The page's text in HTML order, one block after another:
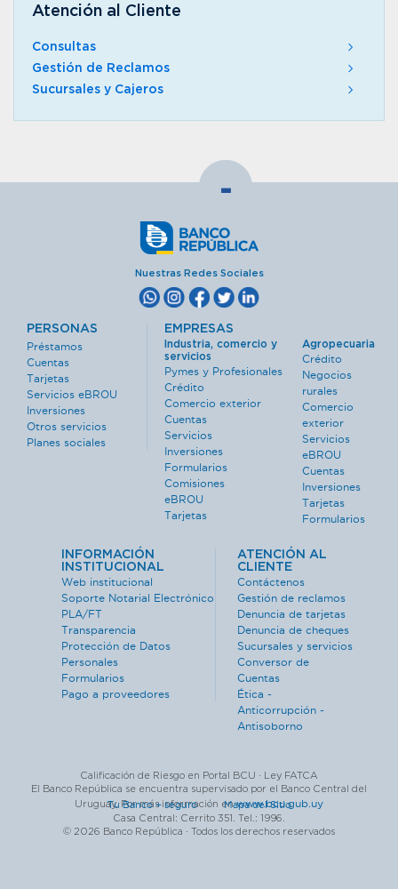
Atención al Cliente
Consultas
Gestión de Reclamos
Sucursales y Cajeros
-
Nuestras Redes Sociales
PERSONAS
Préstamos
Cuentas
Tarjetas
Servicios eBROU
Inversiones
Otros servicios
Planes sociales
EMPRESAS
Industria, comercio y
servicios
Pymes y Profesionales
Crédito
Comercio exterior
Cuentas
Servicios
Inversiones
Formularios
Comisiones
eBROU
Tarjetas
Agropecuaria
Crédito
Negocios
rurales
Comercio
exterior
Servicios
eBROU
Cuentas
Inversiones
Tarjetas
Formularios
INFORMACIÓN
INSTITUCIONAL
Web institucional
Soporte Notarial Electrónico
PLA/FT
Transparencia
Protección de Datos
Personales
Formularios
Pago a proveedores
ATENCIÓN AL
CLIENTE
Contáctenos
Gestión de reclamos
Denuncia de tarjetas
Denuncia de cheques
Sucursales y servicios
Conversor de
Cuentas
Ética -
Anticorrupción -
Antisoborno
Calificación de Riesgo en Portal BCU · Ley FATCA
El Banco República se encuentra supervisado por el Banco Central del
Uruguay. Por más información enwww.bcu.gub.uy
Tu Banco + seguro · Mapa del Sitio
Casa Central: Cerrito 351. Tel.: 1996.
© 2026 Banco República · Todos los derechos reservados